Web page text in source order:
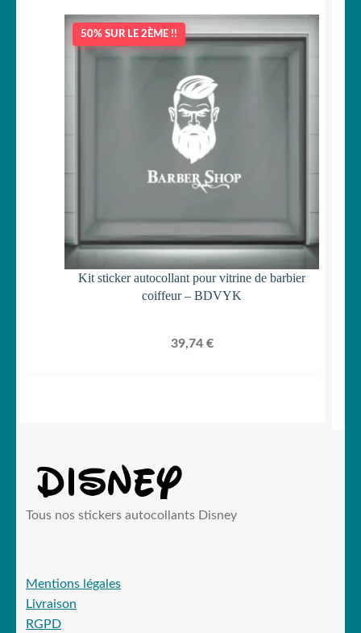
50% SUR LE 2ÈME !!
Kit sticker autocollant pour vitrine de barbier
coiffeur – BDVYK
39,74 €
Tous nos stickers autocollants Disney
Mentions légales
Livraison
RGPD